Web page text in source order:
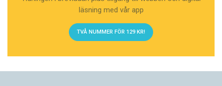
läsning med vår app
TVÅ NUMMER FÖR 129 KR!